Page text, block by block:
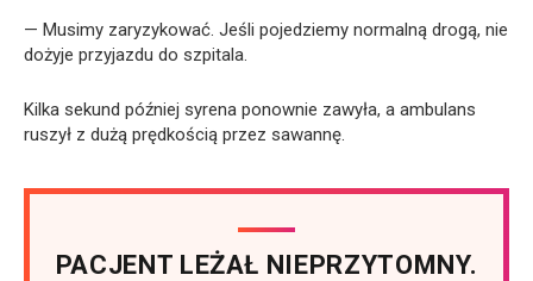
— Musimy zaryzykować. Jeśli pojedziemy normalną drogą, nie
dożyje przyjazdu do szpitala.
Kilka sekund później syrena ponownie zawyła, a ambulans
ruszył z dużą prędkością przez sawannę.
PACJENT LEŻAŁ NIEPRZYTOMNY.